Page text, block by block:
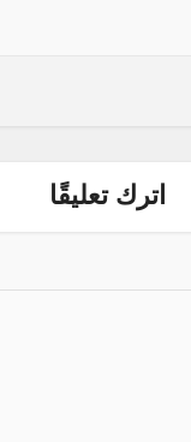
اترك تعليقًا